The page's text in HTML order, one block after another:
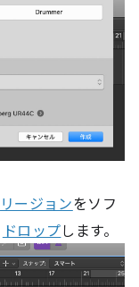
リージョンをソフ
ドロップします。